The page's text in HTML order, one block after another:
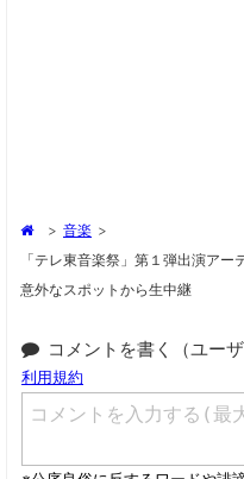
> 音楽 >
「テレ東音楽祭」第１弾出演ア
意外なスポットから生中継
コメントを書く（ユーザ